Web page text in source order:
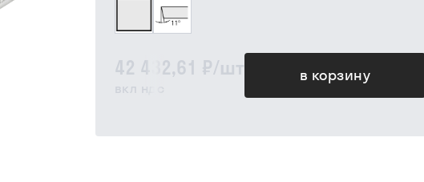
42 432,61 ₽/шт
вкл ндс
в корзину